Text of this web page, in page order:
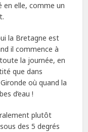
en elle, comme un
la Bretagne est
il commence à
la journée, en
que dans
où quand la
d’eau !
plutôt
des 5 degrés